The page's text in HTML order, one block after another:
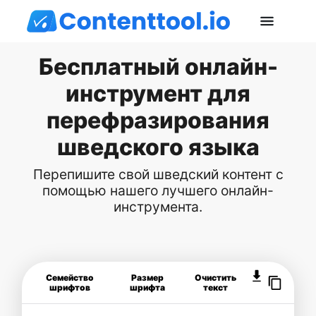
Бесплатный онлайн-
инструмент для
перефразирования
шведского языка
Перепишите свой шведский контент с
помощью нашего лучшего онлайн-
инструмента.
Семейство
шрифтов
Размер
шрифта
Очистить
текст